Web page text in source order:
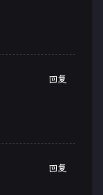
回复
回复